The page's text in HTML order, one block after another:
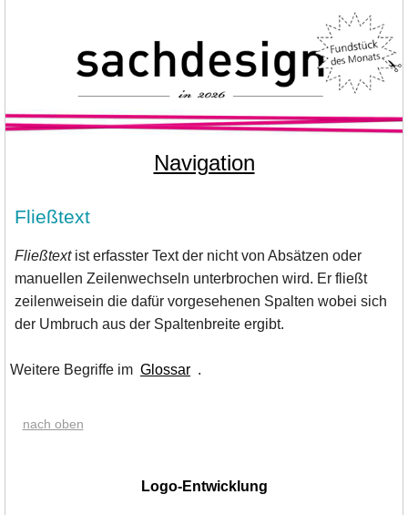
Navigation
Fließtext
Fließtextist erfasster Text der nicht von Absätzen oder
manuellen Zeilenwechseln unterbrochen wird. Er fließt
zeilenweisein die dafür vorgesehenen Spalten wobei sich
der Umbruch aus der Spaltenbreite ergibt.
Weitere Begriffe im Glossar .
nach oben
Logo-Entwicklung